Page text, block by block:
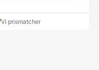
Vi prismatcher